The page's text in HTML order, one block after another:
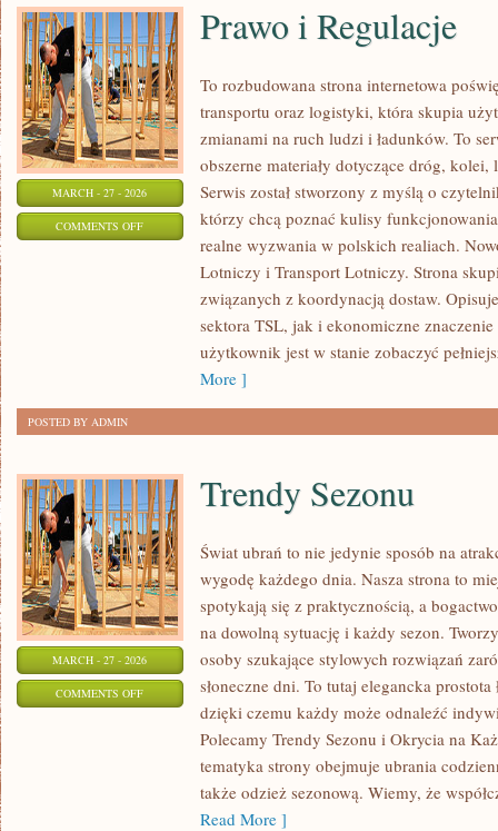
MARCH - 27 - 2026
COMMENTS OFFON
REGULACJE
Prawo i Regulacje
To rozbudowana strona internetowa
transportu oraz logistyki, która skupia
zmianami na ruch ludzi i ładunków. To
obszerne materiały dotyczące dróg,
Serwis został stworzony z myślą o
którzy chcą poznać kulisy
realne wyzwania w polskich realiach.
Lotniczy i Transport Lotniczy. Strona
związanych z koordynacją dostaw.
sektora TSL, jak i ekonomiczne
użytkownik jest w stanie zobaczyć
More ]
POSTED BY ADMIN
MARCH - 27 - 2026
COMMENTS OFFON
Trendy Sezonu
Świat ubrań to nie jedynie sposób na
wygodę każdego dnia. Nasza strona to
spotykają się z praktycznością, a
na dowolną sytuację i każdy sezon.
osoby szukające stylowych rozwiązań
słoneczne dni. To tutaj elegancka prostota
dzięki czemu każdy może odnaleźć
Polecamy Trendy Sezonu i Okrycia na
tematyka strony obejmuje ubrania
także odzież sezonową. Wiemy, że
Read More ]